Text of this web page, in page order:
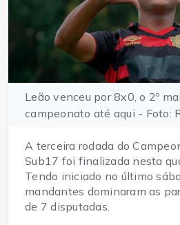
Leão venceu por 8x0, o 2º
campeonato até aqui - Foto:
A terceira rodada do
Sub17 foi finalizada nesta
Tendo iniciado no último
mandantes dominaram as
de 7 disputadas.